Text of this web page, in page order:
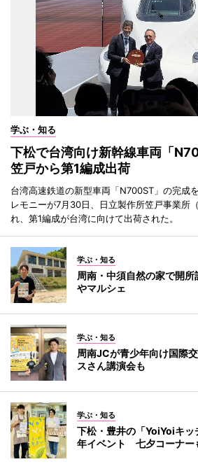
学ぶ・知る
下松で台湾向け新幹線車両「
笠戸から第1編成出荷
台湾高速鉄道の新型車両「N700ST」の完成
レモニーが7月30日、日立製作所笠戸事業所
れ、第1編成が台湾に向けて出荷された。
学ぶ・知る
周南・中須自然の家で開
やマルシェ
学ぶ・知る
周南JCが青少年向け国際
スさん講演会も
学ぶ・知る
下松・豊井の「YoiYoiキ
年イベント 七夕コーナー